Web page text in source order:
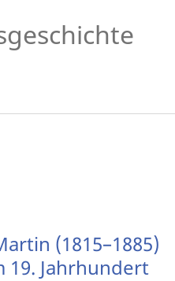
(1815–1885)
Jahrhundert